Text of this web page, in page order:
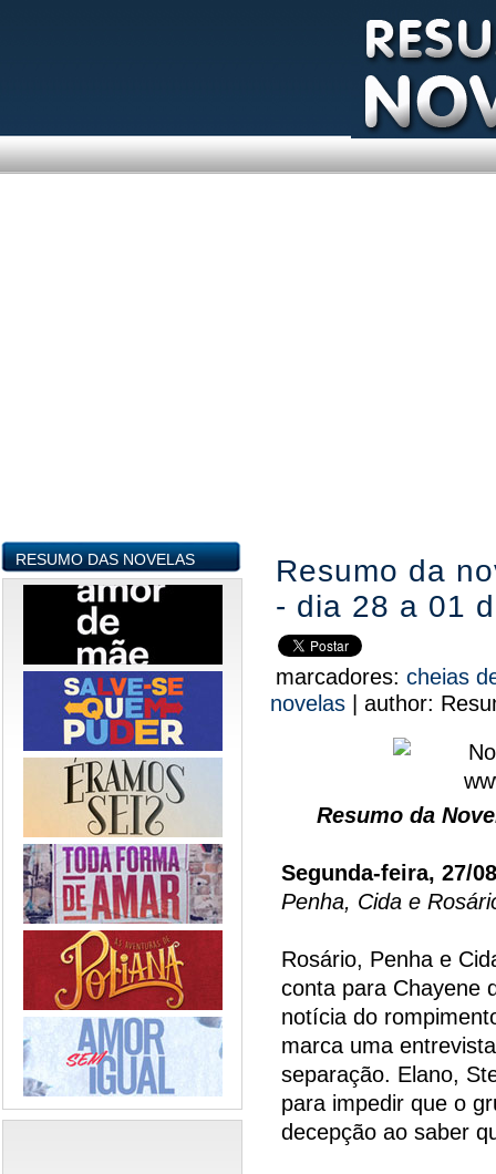
RESUMO DAS NOVELAS
Resumo da
- dia 28 a 01
marcadores: cheias
novelas | author:
Resumo da
Segunda-feira, 27/
Penha, Cida e
Rosário, Penha e
conta para Chayene
notícia do
marca uma
separação. Elano,
para impedir que o
decepção ao saber